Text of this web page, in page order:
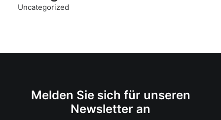
Uncategorized
Melden Sie sich für unseren
Newsletter an